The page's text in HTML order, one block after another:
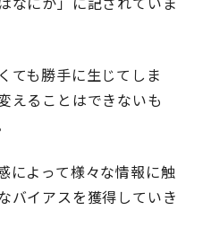
ても勝手に生じてしま
えることはできないも
によって様々な情報に触
バイアスを獲得していき